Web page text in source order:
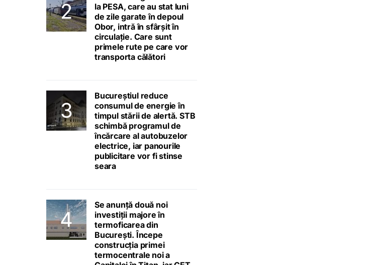
la PESA, care au stat luni
de zile garate în depoul
Obor, intră în sfârșit în
circulație. Care sunt
primele rute pe care vor
transporta călători
Bucureștiul reduce
consumul de energie în
timpul stării de alertă. STB
schimbă programul de
încărcare al autobuzelor
electrice, iar panourile
publicitare vor fi stinse
seara
Se anunță două noi
investiții majore în
termoficarea din
București. Începe
construcția primei
termocentrale noi a